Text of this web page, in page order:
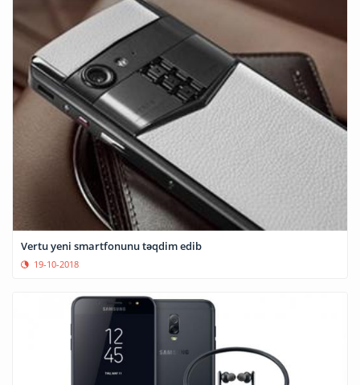
Vertu yeni smartfonunu təqdim edib
19-10-2018